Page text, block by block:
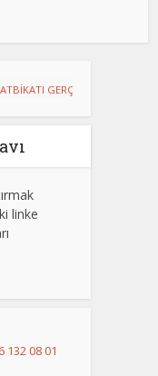
linke
132 08 01